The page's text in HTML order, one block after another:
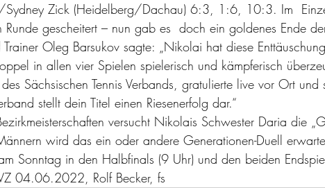
Sydney Zick (Heidelberg/Dachau) 6:3, 1:6, 10:3. Im
Runde gescheitert – nun gab es  doch ein goldenes Ende
Trainer Oleg Barsukov sagte: „Nikolai hat diese
in allen vier Spielen spielerisch und kämpferisch
Sächsischen Tennis Verbands, gratulierte live vor Ort und
stellt dein Titel einen Riesenerfolg dar.“
versucht Nikolais Schwester Daria die
wird das ein oder andere Generationen-Duell
Sonntag in den Halbfinals (9 Uhr) und den beiden
04.06.2022, Rolf Becker, fs